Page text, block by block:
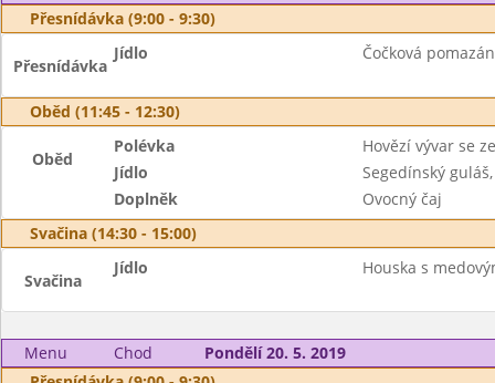
Přesnídávka (9:00 - 9:30)
Přesnídávka
Jídlo Čočková
Oběd (11:45 - 12:30)
Oběd
Polévka
Hovězí vývar se
Jídlo
Segedínský
Doplněk
Ovocný čaj
Svačina (14:30 - 15:00)
Svačina
Jídlo Houska s
Menu Chod
Pondělí 20. 5. 2019